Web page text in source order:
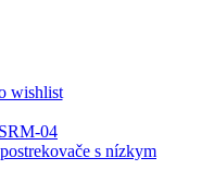
wishlist
s nízkym